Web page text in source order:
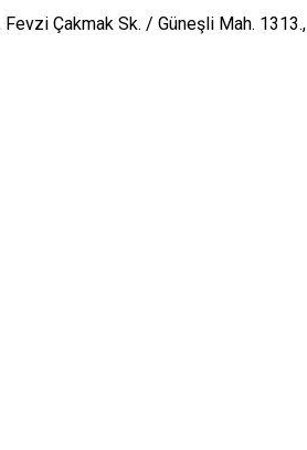
Çakmak Sk. / Güneşli Mah. 1313.,